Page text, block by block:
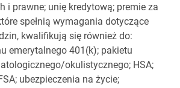
i prawne; unię kredytową; premie za
spełnią wymagania dotyczące
kwalifikują się również do:
emerytalnego 401(k); pakietu
okulistycznego; HSA;
ubezpieczenia na życie;